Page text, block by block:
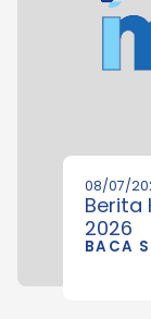
08/07/
Berita
2026
BACA